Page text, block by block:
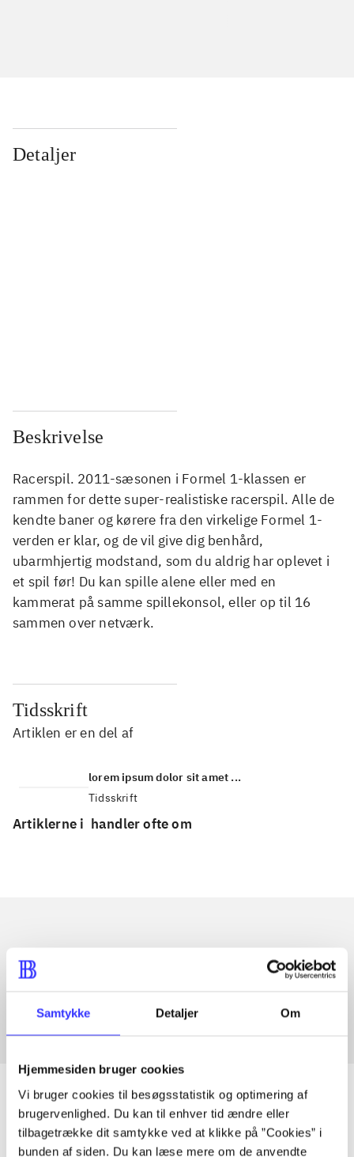
Samtykke Detaljer Om
Hjemmesiden bruger cookies
Vi bruger cookies til besøgsstatistik og optimering af
brugervenlighed. Du kan til enhver tid ændre eller
tilbagetrække dit samtykke ved at klikke på ”Cookies” i
bunden af siden. Du kan læse mere om de anvendte
Detaljer
Beskrivelse
Racerspil. 2011-sæsonen i Formel 1-klassen er
rammen for dette super-realistiske racerspil. Alle de
kendte baner og kørere fra den virkelige Formel 1-
verden er klar, og de vil give dig benhård,
ubarmhjertig modstand, som du aldrig har oplevet i
et spil før! Du kan spille alene eller med en
kammerat på samme spillekonsol, eller op til 16
sammen over netværk.
Tidsskrift
Artiklen er en del af
lorem ipsum dolor sit amet ...
Tidsskrift
Artiklerne i handler ofte om
Artikler med samme emner
Fra
Artikler